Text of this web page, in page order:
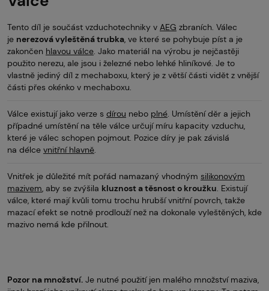
Tento díl je součást vzduchotechniky v AEG zbraních. Válec
je nerezová vyleštěná trubka, ve které se pohybuje píst a je
zakončen hlavou válce. Jako materiál na výrobu je nejčastěji
použito nerezu, ale jsou i železné nebo lehké hliníkové. Je to
vlastně jediný díl z mechaboxu, který je z větší části vidět z vnější
části přes okénko v mechaboxu.
Válce existují jako verze s dírou nebo plné. Umístění děr a jejich
případné umístění na těle válce určují míru kapacity vzduchu,
které je válec schopen pojmout. Pozice díry je pak závislá
na délce vnitřní hlavně.
Vnitřek je důležité mít pořád namazaný vhodným silikonovým
mazivem, aby se zvýšila kluznost a těsnost o kroužku. Existují
válce, které mají kvůli tomu trochu hrubší vnitřní povrch, takže
mazací efekt se notně prodlouží než na dokonale vyleštěných, kde
mazivo nemá kde přilnout.
Pozor na množství. Je nutné použití jen malého množství maziva,